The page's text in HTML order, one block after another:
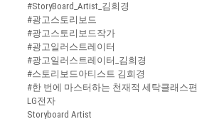
#StoryBoard_Artist_김희경
#광고스토리보드
#광고스토리보드작가
#광고일러스트레이터
#광고일러스트레이터_김희경
#스토리보드아티스트 김희경
#한 번에 마스터하는 천재적 세탁클래스편
LG전자
Storyboard Artist